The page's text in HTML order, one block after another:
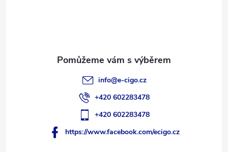
info@e-cigo.cz
+420 602283478
+420 602283478
https://www.facebook.com/ecigo.cz